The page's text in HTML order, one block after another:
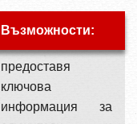
Възможности:
предоставя
ключова
информация за